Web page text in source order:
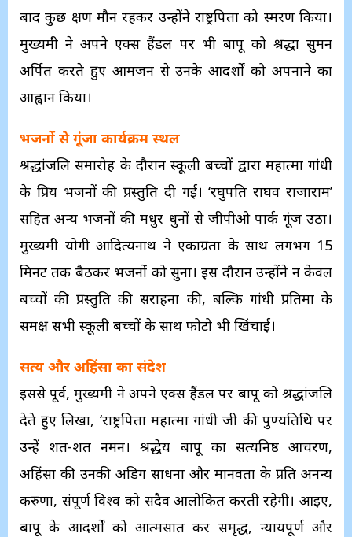
बाद कुछ क्षण मौन रहकर उन्होंने राष्ट्रपिता को स्मरण किया।
मुख्यमंत्री ने अपने एक्स हैंडल पर भी बापू को श्रद्धा सुमन
अर्पित करते हुए आमजन से उनके आदर्शों को अपनाने का
आह्वान किया।
भजनों से गूंजा कार्यक्रम स्थल
श्रद्धांजलि समारोह के दौरान स्कूली बच्चों द्वारा महात्मा गांधी
के प्रिय भजनों की प्रस्तुति दी गई। ‘रघुपति राघव राजाराम’
सहित अन्य भजनों की मधुर धुनों से जीपीओ पार्क गूंज उठा।
मुख्यमंत्री योगी आदित्यनाथ ने एकाग्रता के साथ लगभग 15
मिनट तक बैठकर भजनों को सुना। इस दौरान उन्होंने न केवल
बच्चों की प्रस्तुति की सराहना की, बल्कि गांधी प्रतिमा के
समक्ष सभी स्कूली बच्चों के साथ फोटो भी खिंचाई।
सत्य और अहिंसा का संदेश
इससे पूर्व, मुख्यमंत्री ने अपने एक्स हैंडल पर बापू को श्रद्धांजलि
देते हुए लिखा, ‘राष्ट्रपिता महात्मा गांधी जी की पुण्यतिथि पर
उन्हें शत-शत नमन। श्रद्धेय बापू का सत्यनिष्ठ आचरण,
अहिंसा की उनकी अडिग साधना और मानवता के प्रति अनन्य
करुणा, संपूर्ण विश्व को सदैव आलोकित करती रहेगी। आइए,
बापू के आदर्शों को आत्मसात कर समृद्ध, न्यायपूर्ण और